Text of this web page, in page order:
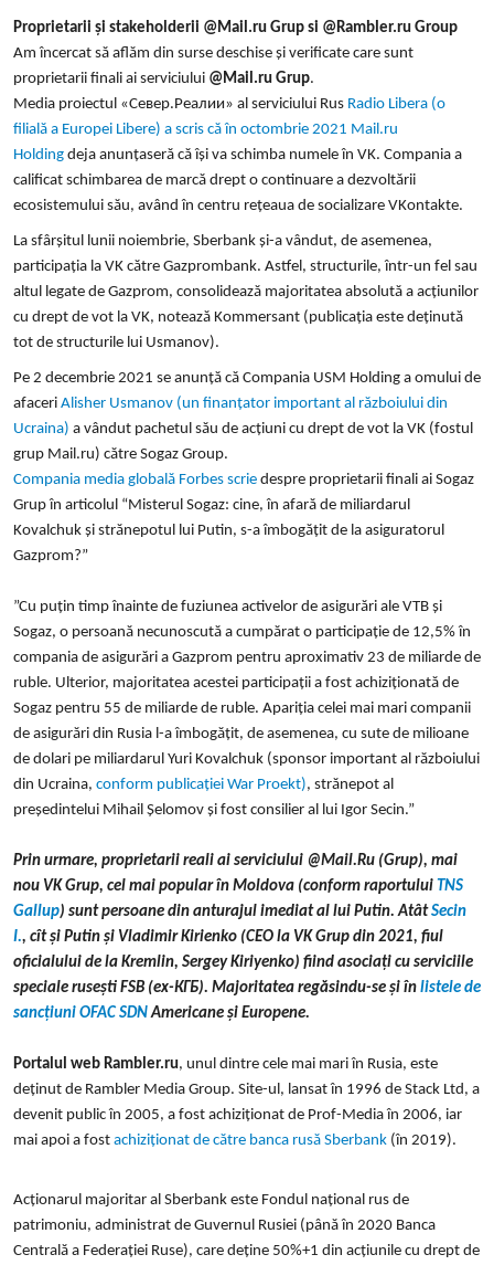
Proprietarii și stakeholderii @Mail.ru Grup si @Rambler.ru Group
Am încercat să aflăm din surse deschise și verificate care sunt
proprietarii finali ai serviciului @Mail.ru Grup.
Media proiectul «Север.Реалии» al serviciului Rus Radio Libera (o
filială a Europei Libere) a scris că în octombrie 2021 Mail.ru
Holdingdejaanunțaseră că își va schimba numele în VK. Compania a
calificat schimbarea de marcă drept o continuare a dezvoltării
ecosistemului său, având în centru rețeaua de socializare VKontakte.
La sfârșitul lunii noiembrie, Sberbank și-a vândut, de asemenea,
participația la VK către Gazprombank. Astfel, structurile, într-un fel sau
altul legate de Gazprom, consolidează majoritatea absolută a acțiunilor
cu drept de vot la VK, notează Kommersant (publicația este deținută
tot de structurile lui Usmanov).
Pe 2 decembrie 2021 se anunță că Compania USM Holding a omului de
afaceriAlisher Usmanov (un finanțator important al războiului din
Ucraina) a vândut pachetul său de acțiuni cu drept de vot la VK (fostul
grup Mail.ru) către Sogaz Group.
Compania media globală Forbes scriedespre proprietarii finali ai Sogaz
Grupîn articolul “Misterul Sogaz: cine, în afară de miliardarul
Kovalchuk și strănepotul lui Putin, s-a îmbogățit de la asiguratorul
Gazprom?”
”Cu puțin timp înainte de fuziunea activelor de asigurări ale VTB și
Sogaz, o persoană necunoscută a cumpărat o participație de 12,5% în
compania de asigurări a Gazprom pentru aproximativ 23 de miliarde de
ruble. Ulterior, majoritatea acestei participații a fost achiziționată de
Sogaz pentru 55 de miliarde de ruble. Apariția celei mai mari companii
de asigurări din Rusia l-a îmbogățit, de asemenea, cu sute de milioane
de dolari pe miliardarul Yuri Kovalchuk (sponsor important al războiului
din Ucraina, conform publicației War Proekt), strănepot al
președintelui Mihail Șelomov și fost consilier al lui Igor Secin.”
Prin urmare, proprietarii reali ai serviciului @Mail.Ru (Grup), mai
nou VK Grup, cel mai popular în Moldova (conform raportuluiTNS
Gallup) sunt persoane din anturajul imediat al lui Putin.AtâtSecin
I., cît și Putin și Vladimir Kirienko (CEO la VKGrup din 2021, fiul
oficialului de la Kremlin, Sergey Kiriyenko) fiind asociați cu serviciile
speciale rusești FSB (ex-КГБ). Majoritatearegăsindu-se și înlistele de
sancțiuni OFAC SDNAmericane și Europene.
Portalul web Rambler.ru, unul dintre cele mai mari în Rusia, este
deținut de Rambler Media Group. Site-ul, lansat în 1996 de Stack Ltd, a
devenit public în 2005, a fost achiziționat de Prof-Media în 2006, iar
mai apoi a fostachiziționat de către banca rusă Sberbank (în 2019).
Acționarul majoritar al Sberbank este Fondul național rus de
patrimoniu, administrat de Guvernul Rusiei (până în 2020 Banca
Centrală a Federației Ruse), care deține 50%+1 din acțiunile cu drept de